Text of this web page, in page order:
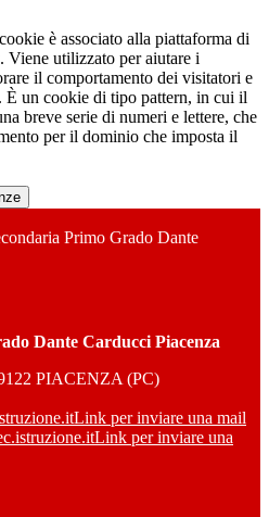
è associato alla piattaforma di
Viene utilizzato per aiutare i
il comportamento dei visitatori e
È un cookie di tipo pattern, in cui il
breve serie di numeri e lettere, che
per il dominio che imposta il
Primo Grado Dante
Dante Carducci Piacenza
PIACENZA (PC)
Link per inviare una mail
Link per inviare una